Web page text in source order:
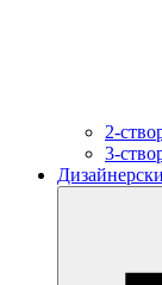
2-
3-